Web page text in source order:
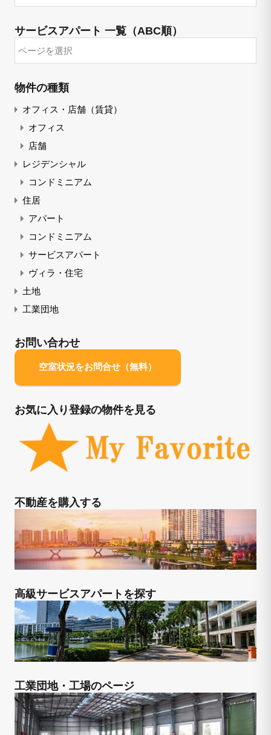
サービスアパート 一覧（ABC順）
物件の種類
オフィス・店舗（賃貸）
オフィス
店舗
レジデンシャル
コンドミニアム
住居
アパート
コンドミニアム
サービスアパート
ヴィラ・住宅
土地
工業団地
お問い合わせ
空室状況をお問合せ（無料）
お気に入り登録の物件を見る
不動産を購入する
高級サービスアパートを探す
工業団地・工場のページ